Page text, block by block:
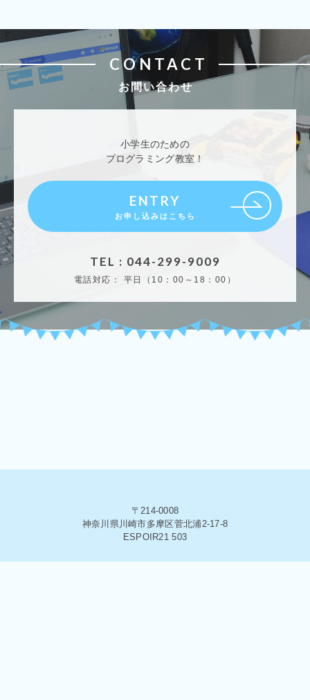
CONTACT
お問い合わせ
小学生のための
プログラミング教室！
ENTRY
お申し込みはこちら
TEL : 044-299-9009
電話対応： 平日（10：00～18：00）
〒214-0008
神奈川県川崎市多摩区菅北浦2-17-8
ESPOIR21 503